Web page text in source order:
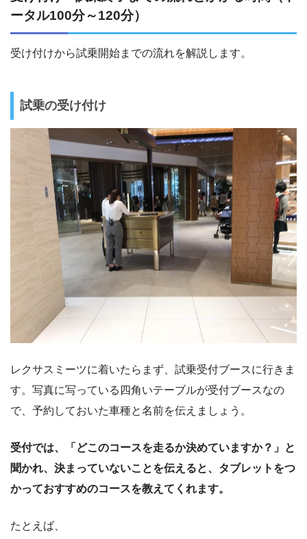
ータル100分～120分）
受け付けから試乗開始までの流れを解説します。
試乗の受け付け
レクサスミーツに着いたらまず、試乗受付ブースに行きま
す。写真に写っている四角いテーブルが受付ブースなの
で、予約しておいた車種と名前を伝えましょう。
受付では、「どこのコースを走るか決めていますか？」と
聞かれ、決まっていないことを伝えると、タブレットをつ
かっておすすめのコースを教えてくれます。
たとえば、